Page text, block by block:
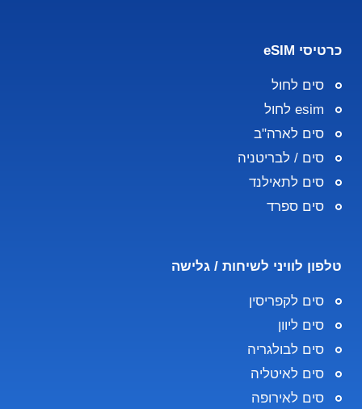
כרטיסי eSIM
סים לחול
esim לחול
סים לארה"ב
סים / לבריטניה
סים לתאילנד
סים ספרד
טלפון לוויני לשיחות / גלישה
סים לקפריסין
סים ליוון
סים לבולגריה
סים לאיטליה
סים לאירופה